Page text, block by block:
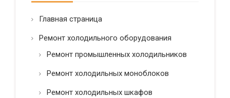
с
т
*
Главная страница
Ремонт холодильного оборудования
Ремонт промышленных холодильников
Ремонт холодильных моноблоков
Ремонт холодильных шкафов